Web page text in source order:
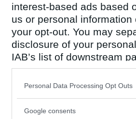
interest-based ads based
us or personal
your opt-out. You may
disclosure of your
IAB’s list of downstream
also be disclosed by us
Downstream Participants
Please note that this
Personal Data Processing Opt Outs
Google consents
Antall innlegg:
12863
Nei, men jeg har et stort et nå...
av mye nærhet fra din kjære for å
Ja på en måte er det vel litt slik.
Har du ett eller flere prinsipp som